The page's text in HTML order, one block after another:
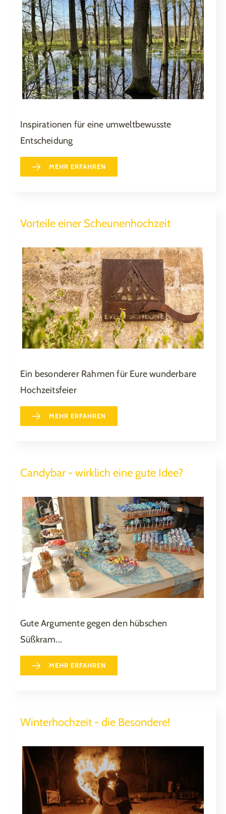
Inspirationen für eine umweltbewusste
Entscheidung
MEHR ERFAHREN
Vorteile einer Scheunenhochzeit
Ein besonderer Rahmen für Eure wunderbare
Hochzeitsfeier
MEHR ERFAHREN
Candybar - wirklich eine gute Idee?
Gute Argumente gegen den hübschen
Süßkram...
MEHR ERFAHREN
Winterhochzeit - die Besondere!